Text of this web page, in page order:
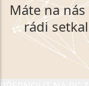
Máte na
rádi